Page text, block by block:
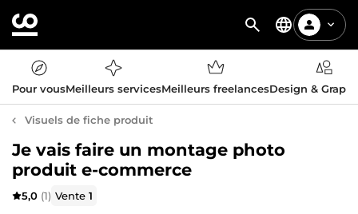
Pour vousMeilleurs servicesMeilleurs freelancesDesign &
Visuels de fiche produit
Je vais faire un montage photo
produit e-commerce
5,0 (1) Vente1